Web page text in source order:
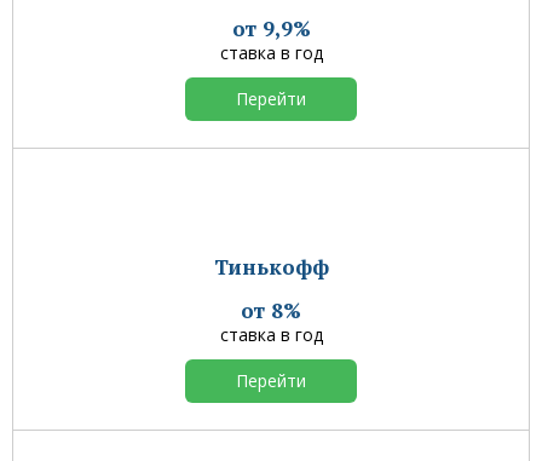
от 9,9%
ставка в год
Перейти
Тинькофф
от 8%
ставка в год
Перейти